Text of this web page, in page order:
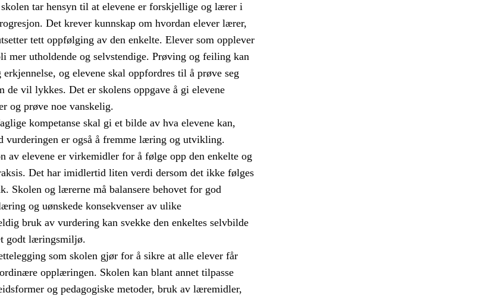
tar hensyn til at elevene er forskjellige og lærer i
Det krever kunnskap om hvordan elever lærer,
tett oppfølging av den enkelte. Elever som opplever
mer utholdende og selvstendige. Prøving og feiling kan
og elevene skal oppfordres til å prøve seg
de vil lykkes. Det er skolens oppgave å gi elevene
og prøve noe vanskelig.
kompetanse skal gi et bilde av hva elevene kan,
vurderingen er også å fremme læring og utvikling.
av elevene er virkemidler for å følge opp den enkelte og
Det har imidlertid liten verdi dersom det ikke følges
Skolen og lærerne må balansere behovet for god
og uønskede konsekvenser av ulike
bruk av vurdering kan svekke den enkeltes selvbilde
godt læringsmiljø.
som skolen gjør for å sikre at alle elever får
opplæringen. Skolen kan blant annet tilpasse
og pedagogiske metoder, bruk av læremidler,